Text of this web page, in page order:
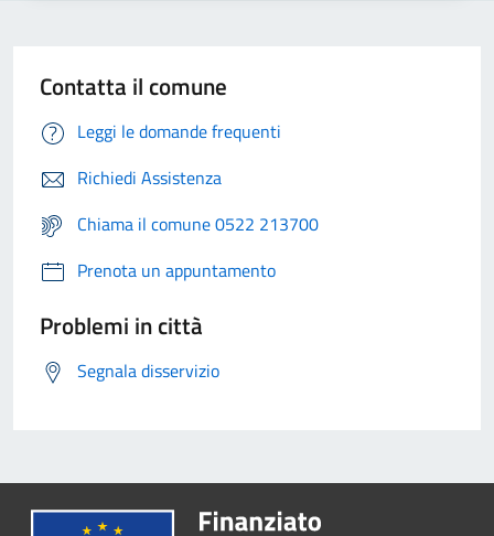
Contatta il comune
Leggi le domande frequenti
Richiedi Assistenza
Chiama il comune 0522 213700
Prenota un appuntamento
Problemi in città
Segnala disservizio